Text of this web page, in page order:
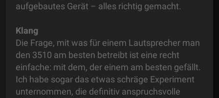
aufgebautes Gerät – alles richtig gemacht.
Klang
Die Frage, mit was für einem Lautsprecher man
den 3510 am besten betreibt ist eine recht
einfache: mit dem, der einem am besten gefällt.
Ich habe sogar das etwas schräge Experiment
unternommen, die definitiv anspruchsvolle